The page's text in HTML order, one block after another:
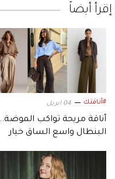
إقرأ أيضاً
#أناقتك 04 ابريل
أناقة مريحة تواكب الموضة..
البنطال واسع الساق خيار